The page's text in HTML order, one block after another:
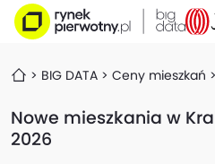
BIG DATA Ceny mieszkań
Nowe mieszkania w
2026